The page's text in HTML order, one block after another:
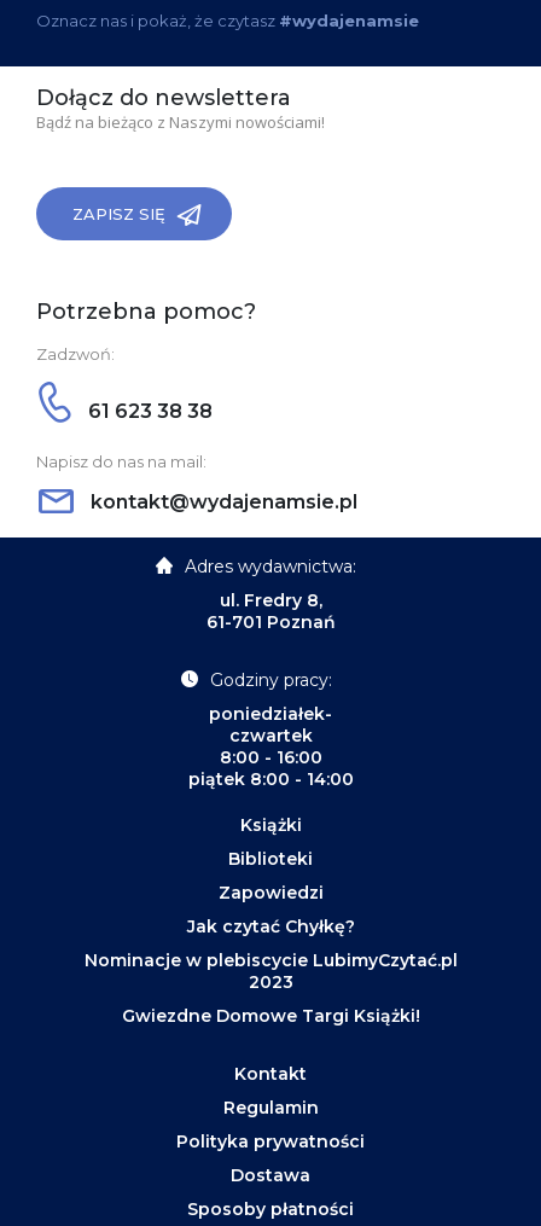
Oznacz nas i pokaż, że czytasz #wydajenamsie
Dołącz do newslettera
Bądź na bieżąco z Naszymi nowościami!
ZAPISZ SIĘ
Potrzebna pomoc?
Zadzwoń:
61 623 38 38
Napisz do nas na mail:
kontakt@wydajenamsie.pl
Adres wydawnictwa:
ul. Fredry 8,
61-701 Poznań
Godziny pracy:
poniedziałek-
czwartek
8:00 - 16:00
piątek 8:00 - 14:00
Książki
Biblioteki
Zapowiedzi
Jak czytać Chyłkę?
Nominacje w plebiscycie LubimyCzytać.pl
2023
Gwiezdne Domowe Targi Książki!
Kontakt
Regulamin
Polityka prywatności
Dostawa
Sposoby płatności